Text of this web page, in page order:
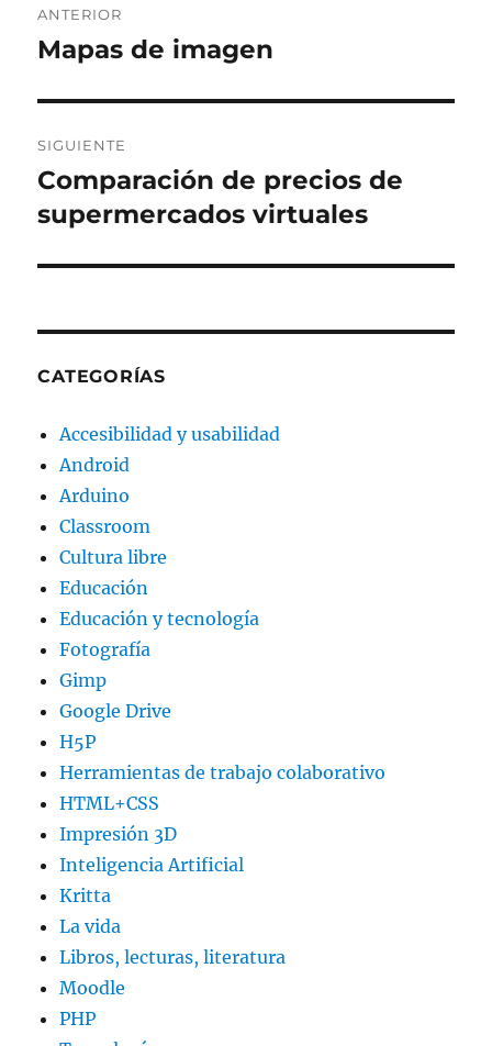
de
ANTERIOR
Entrada
Mapas de imagen
SIGUIENTE
Entrada
siguiente:
Comparación de precios de
supermercados virtuales
CATEGORÍAS
Accesibilidad y usabilidad
Android
Arduino
Classroom
Cultura libre
Educación
Educación y tecnología
Fotografía
Gimp
Google Drive
H5P
Herramientas de trabajo colaborativo
HTML+CSS
Impresión 3D
Inteligencia Artificial
Kritta
La vida
Libros, lecturas, literatura
Moodle
PHP